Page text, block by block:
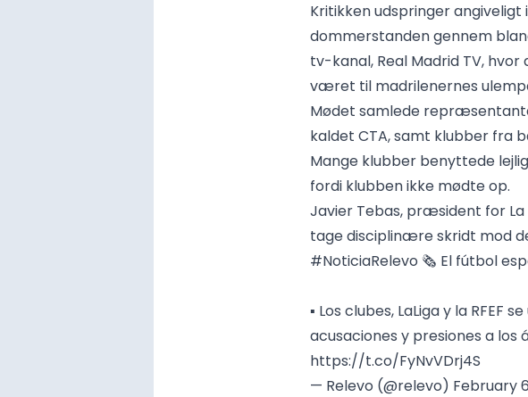
Kritikken udspringer
dommerstanden gennem
tv-kanal, Real Madrid TV,
været til madrilenernes
Mødet samlede
kaldet CTA, samt klubber fra
Mange klubber benyttede
fordi klubben ikke mødte op.
Javier Tebas, præsident for
tage disciplinære skridt mod
#NoticiaRelevo 🗞️ El fútbol
▪️ Los clubes, LaLiga y la RFEF
acusaciones y presiones a los
https://t.co/FyNvVDrj4S
— Relevo (@relevo) February